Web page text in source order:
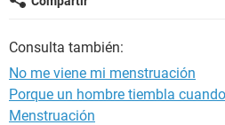
Consulta también:
No me viene mi menstruación
Porque un hombre tiembla
Menstruación